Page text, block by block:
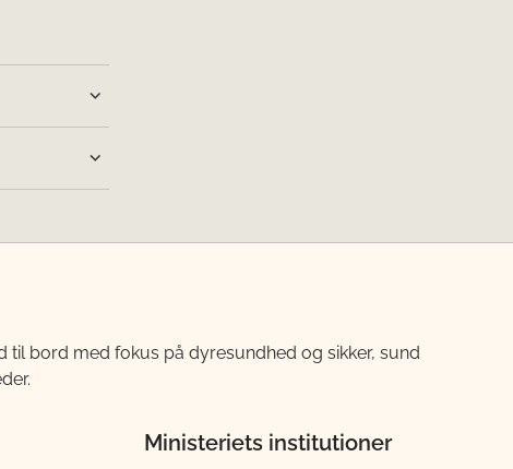
bord med fokus på dyresundhed og sikker, sund
Ministeriets institutioner